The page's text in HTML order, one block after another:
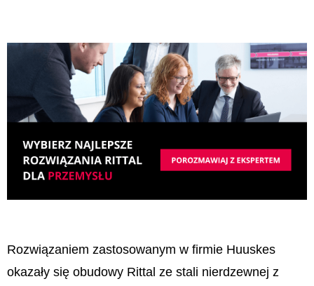
Rozwiązaniem zastosowanym w firmie Huuskes
okazały się obudowy Rittal ze stali nierdzewnej z